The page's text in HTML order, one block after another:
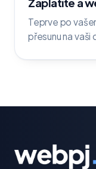
Teprve po
přesunu na vaši